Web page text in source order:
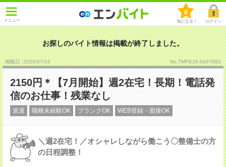
メニュー
0
気になる！ ログイン
お探しのバイト情報は掲載が終了しました。
掲載日 :2026/07/16 No.TMPE26-0497893
2150円＊【7月開始】週2在宅！長期！電話発
信のお仕事！残業なし
派遣 職種未経験OK ブランクOK WEB登録・面接OK
＼週2在宅！／オシャレしながら働こう〇整備士の方
の日程調整！